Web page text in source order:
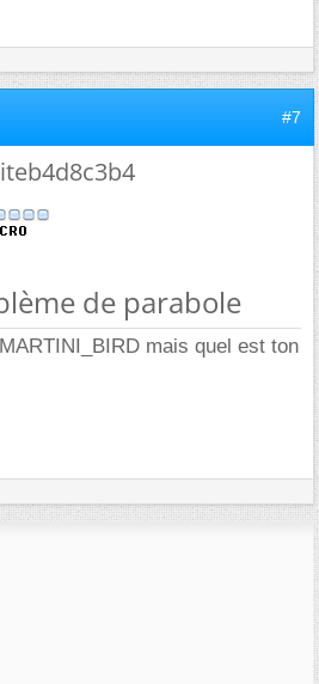
#7
de parabole
mais quel est ton